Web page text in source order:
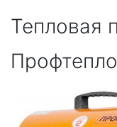
Тепловая